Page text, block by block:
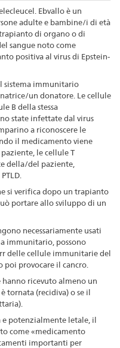
Ebvallo è un
adulte e bambine/i di età
di organo o di
sangue noto come
positiva al virus di Epstein-
sistema immunitario
un donatore. Le cellule
B della stessa
state infettate dal virus
a riconoscere le
il medicamento viene
le cellule T
della/del paziente,
si verifica dopo un trapianto
portare allo sviluppo di un
necessariamente usati
immunitario, possono
delle cellule immunitarie del
poi provocare il cancro.
ricevuto almeno un
tornata (recidiva) o se il
e potenzialmente letale, il
come «medicamento
importanti per